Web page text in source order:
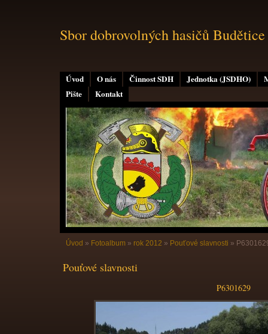
Úvod O nás Činnost SDH Jednotka (JSDHO)
Pište
Kontakt
Sbor dobrovolných hasičů Budětice
Úvod » Fotoalbum » rok 2012 » Pouťové slavnosti »
Pouťové slavnosti
P6301629